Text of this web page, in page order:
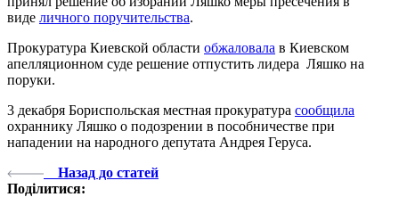
виде личного поручительства.
Прокуратура Киевской области обжаловала в Киевском
апелляционном суде решение отпустить лидера Ляшко на
поруки.
3 декабря Бориспольская местная прокуратура сообщила
охраннику Ляшко о подозрении в пособничестве при
нападении на народного депутата Андрея Геруса.
Назад до статей
Поділитися: